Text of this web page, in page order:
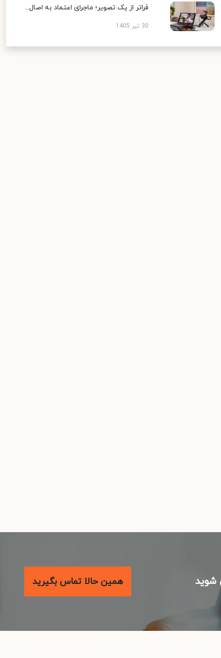
فراتر از یک تصویر؛ ماجرای اعتماد به اصال...
30 تیر 1405
همین حالا تماس بگیرید